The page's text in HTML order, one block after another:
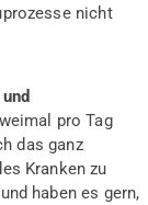
nicht
pro Tag
das ganz
Kranken zu
haben es gern,